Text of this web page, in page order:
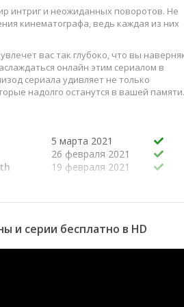
интриг и неожиданных поворотов. Не
кинематографа, ведь каждая из них
вас так глубоко, что вы
онлайн этим сериалом в
сериала удивляет не только
надолго останутся в вашей памяти.
созданным великими мастерами
5 марта 2021
26 февраля 2021
19 февраля 2021
и серии бесплатно в HD